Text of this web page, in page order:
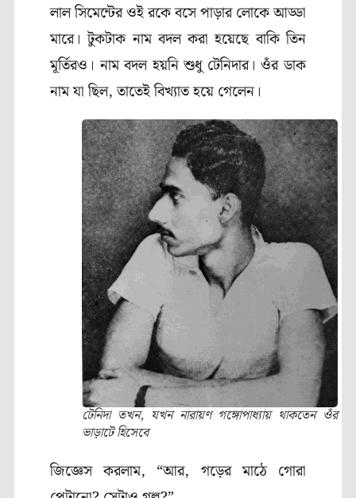
লাল সিমেন্টের ওই রকে বসে পাড়ার লোকে আড্ডা
মারে। টুকটাক নাম বদল করা হয়েছে বাকি তিন
মূর্তিরও। নাম বদল হয়নি শুধু টেনিদার। ওঁর ডাক
নাম যা ছিল,তাতেই বিখ্যাত হয়ে গেলেন।
টেনিদা তখন, যখন নারায়ণ গঙ্গোপাধ্যায় থাকতেন ওঁর
ভাড়াটে হিসেবে
জিজ্ঞেস করলাম, “আর, গড়ের মাঠে গোরা